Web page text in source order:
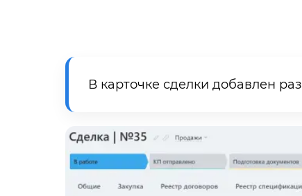
В карточке сделки добавлен